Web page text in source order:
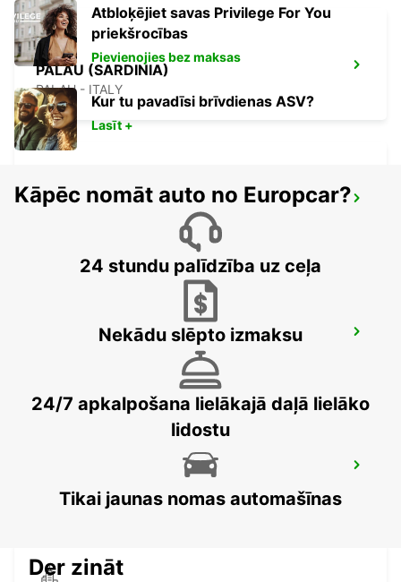
PALAU (SARDINIA)
PALAU - ITALY
BONIFACIO
BAIA SARDINIA (SARDINIA)
FIGARI (PORTO VECCHIO) LIDOSTA
FIGARI - FRANCE
Atbloķējiet savas Privilege For You
priekšrocības
Pievienojies bez maksas
Kur tu pavadīsi brīvdienas ASV?
Lasīt +
Kāpēc nomāt auto no Europcar?
24 stundu palīdzība uz ceļa
Nekādu slēpto izmaksu
24/7 apkalpošana lielākajā daļā lielāko
lidostu
Tikai jaunas nomas automašīnas
Der zināt